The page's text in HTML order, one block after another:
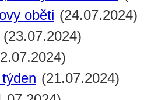
oběti (24.07.2024)
(23.07.2024)
(21.07.2024)